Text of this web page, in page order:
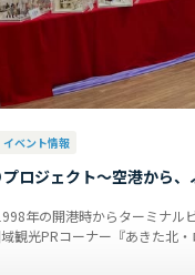
イベント情報
ロジェクト〜空港から
年の開港時からターミナル
観光PRコーナー『あきた北